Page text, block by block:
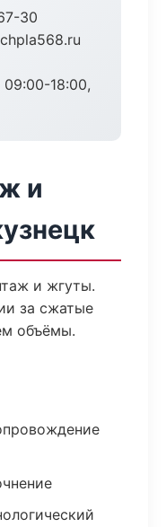
30
18:00,
и
и жгуты.
за сжатые
объёмы.